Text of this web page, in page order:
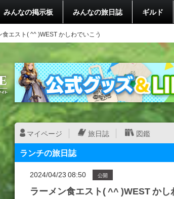
みんなの掲示板 みんなの旅日誌 ギルド
食エスト( ^^ )WEST かしわでいこう
マイページ 旅日誌 図鑑
ランチの旅日誌
2024/04/23 08:50 公開
ラーメン食エスト( ^^ )WEST かし